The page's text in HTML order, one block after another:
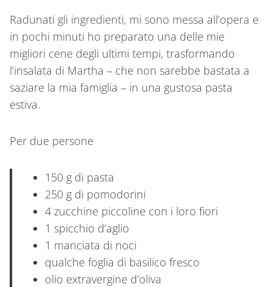
Radunati gli ingredienti, mi sono messa all’opera e
in pochi minuti ho preparato una delle mie
migliori cene degli ultimi tempi, trasformando
l’insalata di Martha – che non sarebbe bastata a
saziare la mia famiglia – in una gustosa pasta
estiva.
Per due persone
150 g di pasta
250 g di pomodorini
4 zucchine piccoline con i loro fiori
1 spicchio d’aglio
1 manciata di noci
qualche foglia di basilico fresco
olio extravergine d’oliva